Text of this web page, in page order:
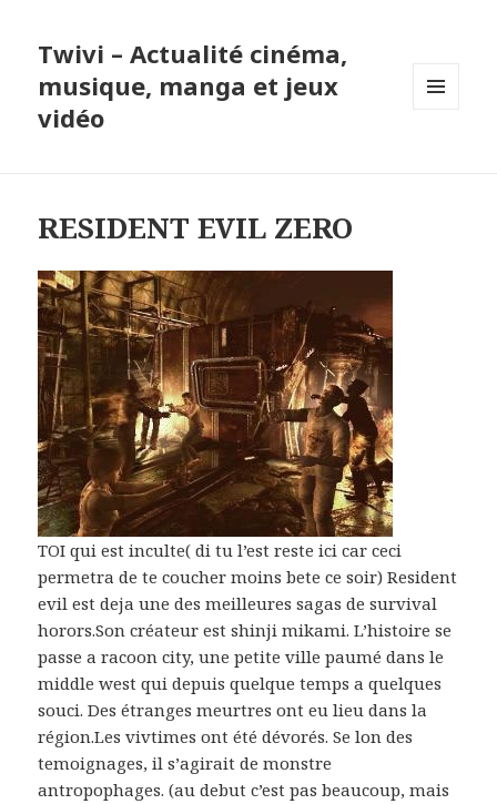
Twivi – Actualité cinéma,
musique, manga et jeux
vidéo
RESIDENT EVIL ZERO
TOI qui est inculte( di tu l’est reste ici car ceci
permetra de te coucher moins bete ce soir) Resident
evil est deja une des meilleures sagas de survival
horors.Son créateur est shinji mikami. L’histoire se
passe a racoon city, une petite ville paumé dans le
middle west qui depuis quelque temps a quelques
souci. Des étranges meurtres ont eu lieu dans la
région.Les vivtimes ont été dévorés. Se lon des
temoignages, il s’agirait de monstre
antropophages. (au debut c’est pas beaucoup, mais